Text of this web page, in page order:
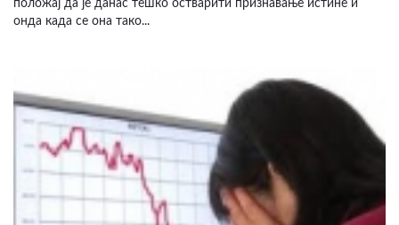
положај да је данас тешко остварити признавање истине и
онда када се она тако...